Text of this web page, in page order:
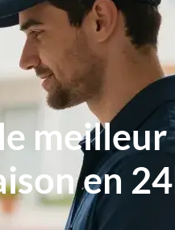
meilleur
en